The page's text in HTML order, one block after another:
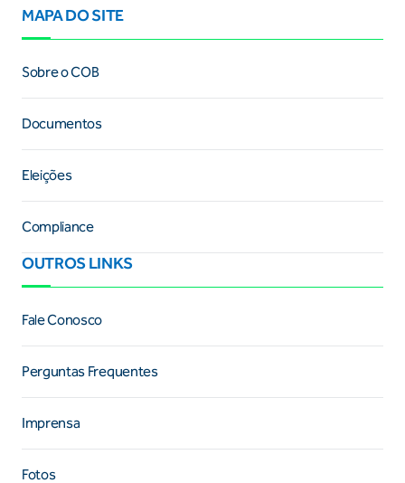
MAPA DO SITE
Sobre o COB
Documentos
Eleições
Compliance
OUTROS LINKS
Fale Conosco
Perguntas Frequentes
Imprensa
Fotos